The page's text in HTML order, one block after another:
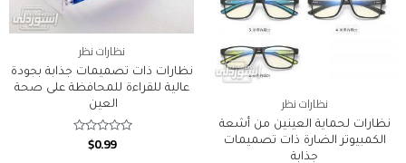
نظارات نظر
نظارات لحماية العينين من أشعة
الكمبيوتر الضارة ذات تصميمات
جذابة
نظارات نظر
نظارات ذات تصميمات جذابة بجودة
عالية للقراءة للمحافظة على صحة
العين
Rated
$0.99